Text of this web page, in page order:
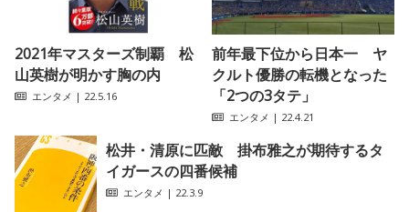
2021年マスターズ制覇 松
山英樹が明かす胸の内
エンタメ | 22.5.16
前年最下位から日本一 ヤ
クルト優勝の転機となった
「2つの3タテ」
エンタメ | 22.4.21
松井・清原に匹敵 掛布雅之が期待するタ
イガースの四番候補
エンタメ | 22.3.9